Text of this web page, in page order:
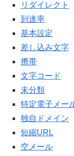
リダイレクト
到達率
基本設定
差し込み文字
携帯
文字コード
未分類
特定電子メー
独自ドメイン
短縮URL
空メール